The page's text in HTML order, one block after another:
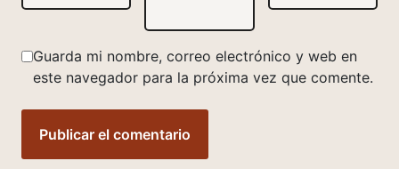
Guarda mi nombre, correo electrónico y web en
este navegador para la próxima vez que comente.